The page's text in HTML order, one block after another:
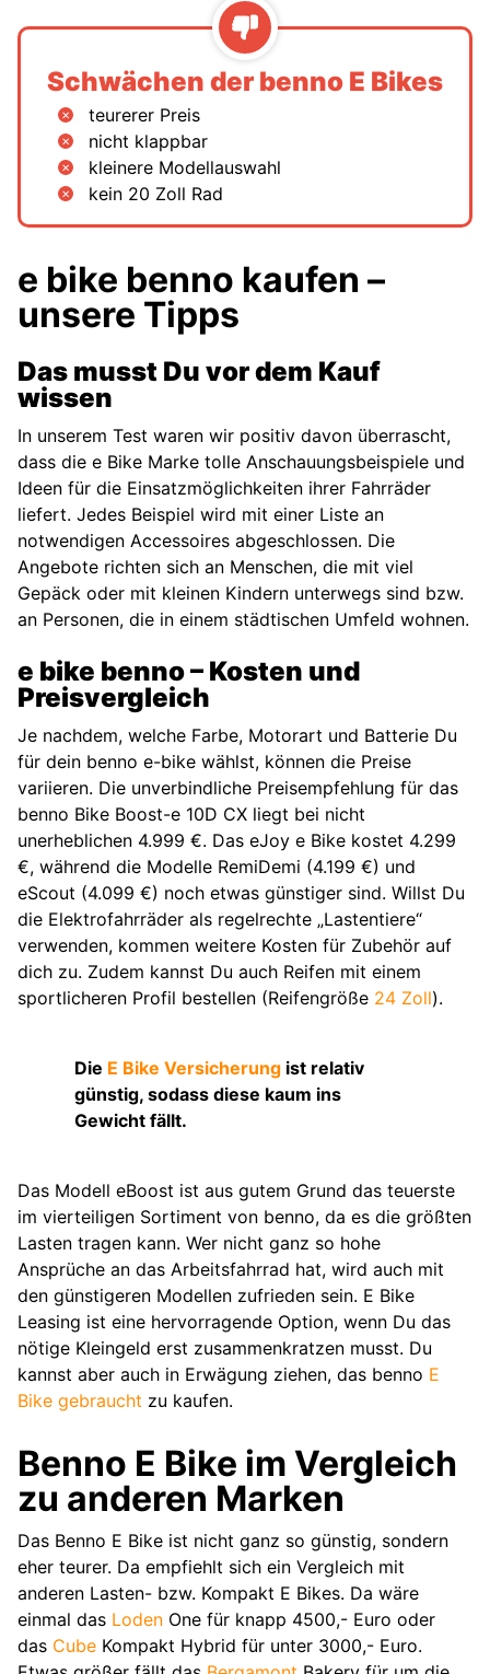
Schwächen der benno E Bikes
teurerer Preis
nicht klappbar
kleinere Modellauswahl
kein 20 Zoll Rad
e bike benno kaufen –
unsere Tipps
Das musst Du vor dem Kauf
wissen
In unserem Test waren wir positiv davon überrascht,
dass die e Bike Marke tolle Anschauungsbeispiele und
Ideen für die Einsatzmöglichkeiten ihrer Fahrräder
liefert. Jedes Beispiel wird mit einer Liste an
notwendigen Accessoires abgeschlossen. Die
Angebote richten sich an Menschen, die mit viel
Gepäck oder mit kleinen Kindern unterwegs sind bzw.
an Personen, die in einem städtischen Umfeld wohnen.
e bike benno – Kosten und
Preisvergleich
Je nachdem, welche Farbe, Motorart und Batterie Du
für dein benno e-bike wählst, können die Preise
variieren. Die unverbindliche Preisempfehlung für das
benno Bike Boost-e 10D CX liegt bei nicht
unerheblichen 4.999 €. Das eJoy e Bike kostet 4.299
€, während die Modelle RemiDemi (4.199 €) und
eScout (4.099 €) noch etwas günstiger sind. Willst Du
die Elektrofahrräder als regelrechte „Lastentiere“
verwenden, kommen weitere Kosten für Zubehör auf
dich zu. Zudem kannst Du auch Reifen mit einem
sportlicheren Profil bestellen (Reifengröße 24 Zoll).
Die E Bike Versicherung ist relativ
günstig, sodass diese kaum ins
Gewicht fällt.
Das Modell eBoost ist aus gutem Grund das teuerste
im vierteiligen Sortiment von benno, da es die größten
Lasten tragen kann. Wer nicht ganz so hohe
Ansprüche an das Arbeitsfahrrad hat, wird auch mit
den günstigeren Modellen zufrieden sein. E Bike
Leasing ist eine hervorragende Option, wenn Du das
nötige Kleingeld erst zusammenkratzen musst. Du
kannst aber auch in Erwägung ziehen, das benno E
Bike gebraucht zu kaufen.
Benno E Bike im Vergleich
zu anderen Marken
Das Benno E Bike ist nicht ganz so günstig, sondern
eher teurer. Da empfiehlt sich ein Vergleich mit
anderen Lasten- bzw. Kompakt E Bikes. Da wäre
einmal das Loden One für knapp 4500,- Euro oder
das Cube Kompakt Hybrid für unter 3000,- Euro.